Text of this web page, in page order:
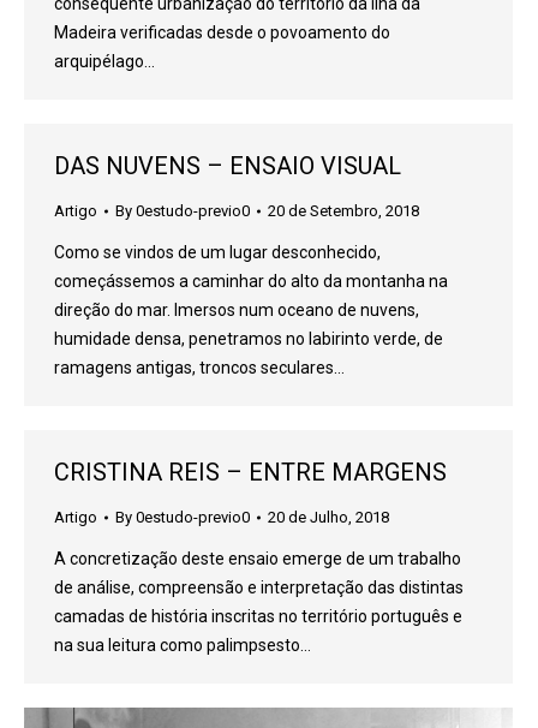
Madeira verificadas desde o povoamento do
arquipélago…
DAS NUVENS – ENSAIO VISUAL
Artigo By 0estudo-previo0 20 de Setembro, 2018
Como se vindos de um lugar desconhecido,
começássemos a caminhar do alto da montanha na
direção do mar. Imersos num oceano de nuvens,
humidade densa, penetramos no labirinto verde, de
ramagens antigas, troncos seculares…
CRISTINA REIS – ENTRE MARGENS
Artigo By 0estudo-previo0 20 de Julho, 2018
A concretização deste ensaio emerge de um trabalho
de análise, compreensão e interpretação das distintas
camadas de história inscritas no território português e
na sua leitura como palimpsesto…